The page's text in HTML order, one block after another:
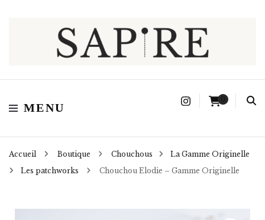
Sapire
MENU
Accueil Boutique Chouchous
La Gamme Originelle
Les patchworks
Chouchou Elodie – Gamme Originelle